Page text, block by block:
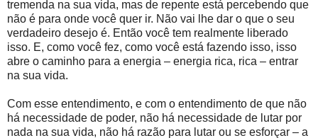
tremenda na sua vida, mas de repente está percebendo que
não é para onde você quer ir. Não vai lhe dar o que o seu
verdadeiro desejo é. Então você tem realmente liberado
isso. E, como você fez, como você está fazendo isso, isso
abre o caminho para a energia – energia rica, rica – entrar
na sua vida.
Com esse entendimento, e com o entendimento de que não
há necessidade de poder, não há necessidade de lutar por
nada na sua vida, não há razão para lutar ou se esforçar – a